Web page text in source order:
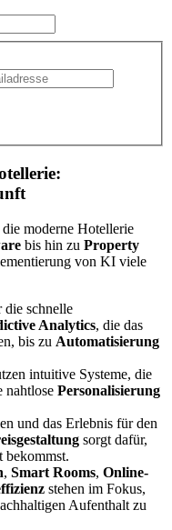
moderne Hotellerie
bis hin zu Property
von KI viele
die schnelle
Analytics, die das
bis zu Automatisierung
intuitive Systeme, die
nahtlose Personalisierung
und das Erlebnis für den
sorgt dafür,
bekommst.
, Smart Rooms, Online-
stehen im Fokus,
Aufenthalt zu